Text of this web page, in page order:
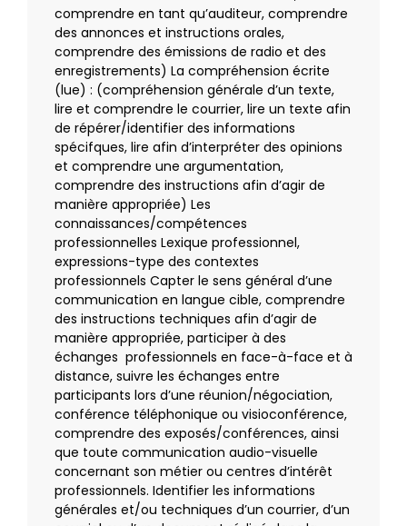
comprendre en tant qu’auditeur, comprendre
des annonces et instructions orales,
comprendre des émissions de radio et des
enregistrements) La compréhension écrite
(lue) : (compréhension générale d’un texte,
lire et comprendre le courrier, lire un texte afin
de répérer/identifier des informations
spécifques, lire afin d’interpréter des opinions
et comprendre une argumentation,
comprendre des instructions afin d’agir de
manière appropriée) Les
connaissances/compétences
professionnelles Lexique professionnel,
expressions-type des contextes
professionnels Capter le sens général d’une
communication en langue cible, comprendre
des instructions techniques afin d’agir de
manière appropriée, participer à des
échanges professionnels en face-à-face et à
distance, suivre les échanges entre
participants lors d’une réunion/négociation,
conférence téléphonique ou visioconférence,
comprendre des exposés/conférences, ainsi
que toute communication audio-visuelle
concernant son métier ou centres d’intérêt
professionnels. Identifier les informations
générales et/ou techniques d’un courrier, d’un